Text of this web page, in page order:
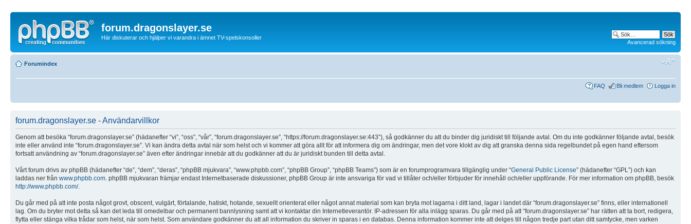
forum.dragonslayer.se
Här diskuterar och hjälper vi varandra i ämnet TV-spelskonsoller
Avancerad sökning
Forumindex
FAQ Bli medlem Logga in
forum.dragonslayer.se - Användarvillkor
Genom att besöka “forum.dragonslayer.se” (hädanefter “vi”, “oss”, “vår”, “forum.dragonslayer.se”, “https://forum.dragonslayer.se:443”), så godkänner du att du binder dig juridiskt till följande avtal. Om du inte godkänner följande avtal, besök
inte eller använd inte “forum.dragonslayer.se”. Vi kan ändra detta avtal när som helst och vi kommer att göra allt för att informera dig om ändringar, men det vore klokt av dig att granska denna sida regelbundet på egen hand eftersom
fortsatt användning av “forum.dragonslayer.se” även efter ändringar innebär att du godkänner att du är juridiskt bunden till detta avtal.
Vårt forum drivs av phpBB (hädanefter “de”, “dem”, “deras”, “phpBB mjukvara”, “www.phpbb.com”, “phpBB Group”, “phpBB Teams”) som är en forumprogramvara tillgänglig under “General Public License” (hädanefter “GPL”) och kan
laddas ner från www.phpbb.com. phpBB mjukvaran främjar endast Internetbaserade diskussioner, phpBB Group är inte ansvariga för vad vi tillåter och/eller förbjuder för innehåll och/eller uppförande. För mer information om phpBB, besök
http://www.phpbb.com/.
Du går med på att inte posta något grovt, obscent, vulgärt, förtalande, hatiskt, hotande, sexuellt orienterat eller något annat material som kan bryta mot lagarna i ditt land, lagar i landet där “forum.dragonslayer.se” finns, eller internationell
lag. Om du bryter mot detta så kan det leda till omedelbar och permanent bannlysning samt att vi kontaktar din Internetleverantör. IP-adressen för alla inlägg sparas. Du går med på att “forum.dragonslayer.se” har rätten att ta bort, redigera,
flytta eller stänga vilka trådar som helst, när som helst. Som användare godkänner du att all information du skriver in sparas i en databas. Denna information kommer inte att delges till någon tredje part utan ditt samtycke, men varken